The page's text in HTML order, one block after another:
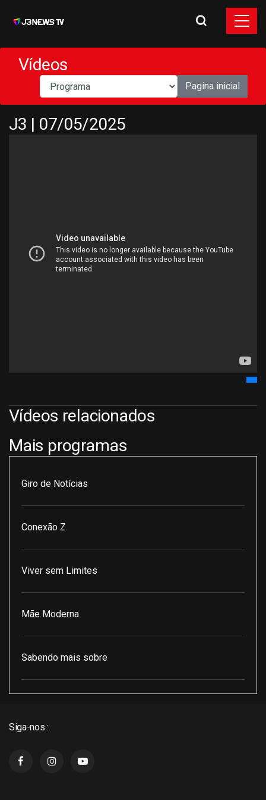
Vídeos
Pagina inicial
J3 | 07/05/2025
Vídeos relacionados
Mais programas
Giro de Notícias
Conexão Z
Viver sem Limites
Mãe Moderna
Sabendo mais sobre
Siga-nos :